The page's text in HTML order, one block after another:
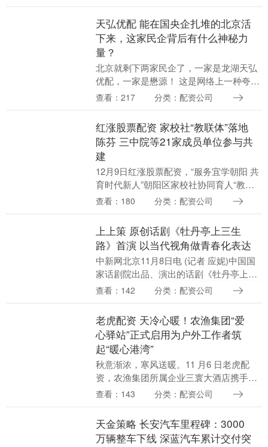
署协议，达....
天弘优配 能在国央企扎堆的北京活
下来，这家民企背后有什么神秘力
量？
北京就剩下两家民企了，一家是龙湖天弘
优配，一家是懋源！ 这是网络上一种夸张
说法，但也反映了一个事实： 帝都的房地
速萎缩，前十....
查看：217 分类：配资公司
红涨股票配资 家校社“教联体”落地
陈芬 三中院等21家成员单位参与共
建
12月9日红涨股票配资，“服务宜学朝阳 共
育时代新人”朝阳区家校社协同育人“教联
体”展示交流活动在北京市陈经纶中学分校
育实....
查看：180 分类：配资公司
上上策 原创话剧《牡丹亭上三生
路》首演 以当代视角做青春化表达
中新网北京11月8日电 (记者 应妮)中国国
家话剧院出品、演出的话剧《牡丹亭上三
生路》上上策，日前在国家话剧院剧场与
为北....
查看：142 分类：配资公司
老虎配资 天冷心暖！农渔集团“爱
心驿站”正式启用为户外工作者筑
起“暖心港湾”
秋意渐浓，寒风送暖。11 月6 日老虎配
资，农渔集团所属企业三寰大酒店携手西
岗区八一路街道付家庄社区，在三寰大酒
驿站”正....
查看：143 分类：配资公司
天金策略 长安汽车里程碑：3000
万辆整车下线 深蓝汽车累计交付突